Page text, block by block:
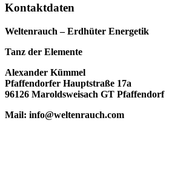
Kontaktdaten
Weltenrauch – Erdhüter Energetik
Tanz der Elemente
Alexander Kümmel
Pfaffendorfer Hauptstraße 17a
96126 Maroldsweisach GT Pfaffendorf
Mail: info@weltenrauch.com